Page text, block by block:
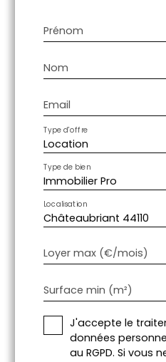
Prénom
Nom
Email
Location
Type d'offre
Immobilier Pro
Type de bien
Châteaubriant 44110
Localisation
Loyer max (€/mois)
Surface min (m²)
J'accepte le
données
au RGPD. Si vous